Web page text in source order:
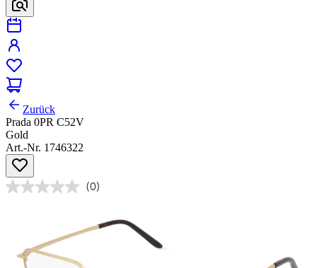
Zurück
Prada 0PR C52V
Gold
Art.-Nr. 1746322
(0)